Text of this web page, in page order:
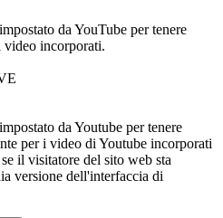
da YouTube per tenere
video incorporati.
da Youtube per tenere
per i video di Youtube incorporati
il visitatore del sito web sta
versione dell'interfaccia di